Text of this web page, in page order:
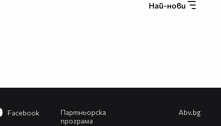
Най-нови
Партньорска
програма
Facebook Abv.bg